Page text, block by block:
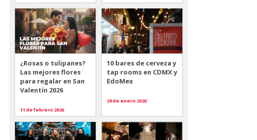
¿Rosas o tulipanes?
Las mejores flores
para regalar en San
Valentín 2026
11 de febrero 2026
10 bares de cerveza y
tap rooms en CDMX y
EdoMex
29 de enero 2026